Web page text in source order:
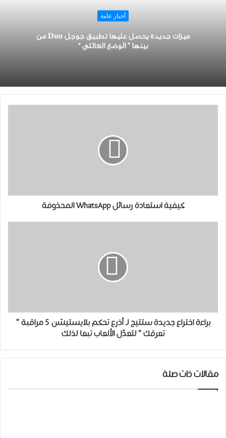
أخبار عامة
ميزات جديدة يحصل عليها تطبيق ﺟﻮﺟﻞ Duo من
بينها ” ﺍﻟﻮﺿﻊ ﺍﻟﻌﺎﺋﻠﻲ “
كيفية استعادة رسائل WhatsApp المحذوفة
براءة اختراع جديدة ستتيح لـ ﺃﺫﺭﻉ ﺗﺤﻜﻢ ﺑﻼﻳﺴﺘﻴﺸﻦ 5 مراقبة "
ﺗﻌﺮﻗﻚ " ﻟﺘﻌﺪّﻝ ﺍﻷﻟﻌﺎﺏ ﺗﺒﻌﺎ ﻟﺬﻟﻚ
مقالات ذات صلة